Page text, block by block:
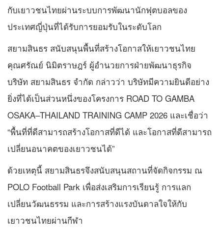
กับเยาวชนไทยผ่านระบบการพัฒนานักฟุตบอลของ
ประเทศญี่ปุ่นที่ได้รับการยอมรับในระดับโลก
สยามสินธร สนับสนุนพื้นที่สร้างโอกาสให้เยาวชนไทย
คุณศรัณย์ นิมิตราษฎร์ ผู้อำนวยการฝ่ายพัฒนาธุรกิจ
บริษัท สยามสินธร จำกัด กล่าวว่า บริษัทมีความยินดีอย่าง
ยิ่งที่ได้เป็นส่วนหนึ่งของโครงการ ROAD TO GAMBA
OSAKA–THAILAND TRAINING CAMP 2026 และเชื่อว่า
“พื้นที่ที่ดีสามารถสร้างโอกาสที่ดีได้ และโอกาสที่ดีสามารถ
เปลี่ยนอนาคตของเยาวชนได้”
ด้วยเหตุนี้ สยามสินธรจึงสนับสนุนสถานที่จัดกิจกรรม ณ
POLO Football Park เพื่อส่งเสริมการเรียนรู้ การแลก
เปลี่ยนวัฒนธรรม และการสร้างแรงบันดาลใจให้กับ
เยาวชนไทยผ่านกีฬา